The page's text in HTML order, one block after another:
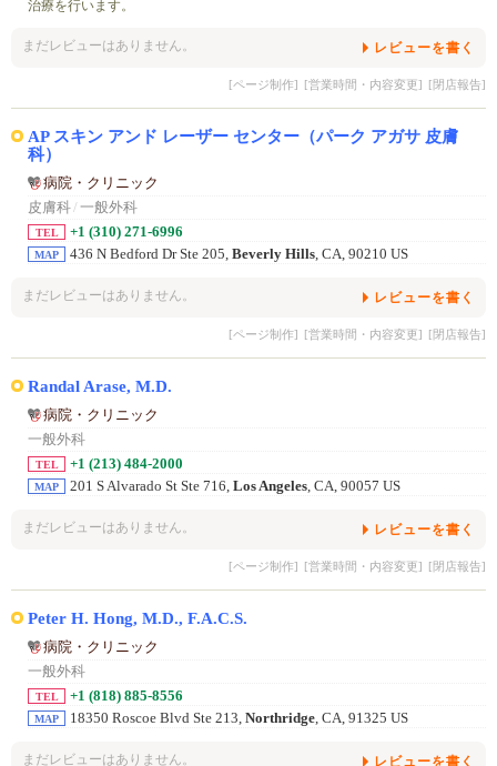
治療を行います。
まだレビューはありません。 レビューを書く
[ページ制作] [営業時間・内容変更] [閉店報告]
AP スキン アンド レーザー センター（パーク アガサ 皮膚
科）
病院・クリニック
皮膚科/ 一般外科
TEL +1 (310) 271-6996
MAP 436 N Bedford Dr Ste 205, Beverly Hills , CA, 90210 US
まだレビューはありません。 レビューを書く
[ページ制作] [営業時間・内容変更] [閉店報告]
Randal Arase, M.D.
病院・クリニック
一般外科
TEL +1 (213) 484-2000
MAP 201 S Alvarado St Ste 716, Los Angeles , CA, 90057 US
まだレビューはありません。 レビューを書く
[ページ制作] [営業時間・内容変更] [閉店報告]
Peter H. Hong, M.D., F.A.C.S.
病院・クリニック
一般外科
TEL +1 (818) 885-8556
MAP 18350 Roscoe Blvd Ste 213, Northridge , CA, 91325 US
まだレビューはありません。 レビューを書く